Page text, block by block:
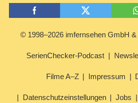
© 1998–2026 imfernsehen GmbH
SerienChecker-Podcast
Filme A–Z Impressum
Datenschutzeinstellungen Jobs